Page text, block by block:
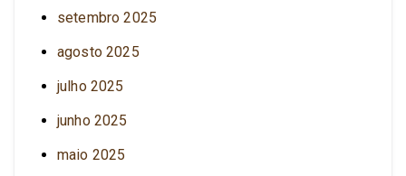
setembro 2025
agosto 2025
julho 2025
junho 2025
maio 2025